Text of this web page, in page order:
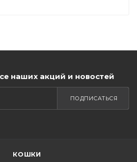
наших акций и новостей
ПОДПИСАТЬСЯ
КОШКИ